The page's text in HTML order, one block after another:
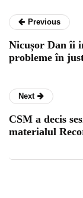
Previous
Nicușor Dan îi
probleme în
Next
CSM a decis
materialul